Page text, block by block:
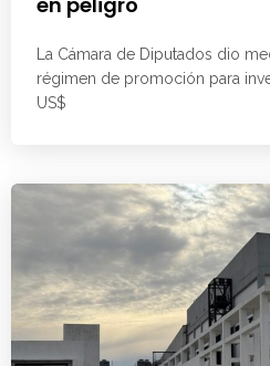
La Cámara de Diputados dio
régimen de promoción para
US$